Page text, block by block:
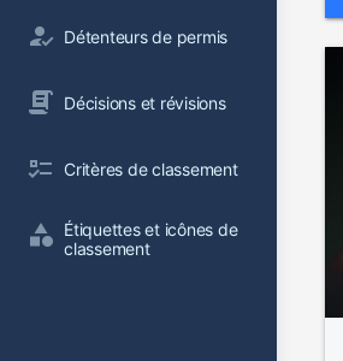
Détenteurs de permis
Décisions et révisions
Critères de classement
Étiquettes et icônes de
classement